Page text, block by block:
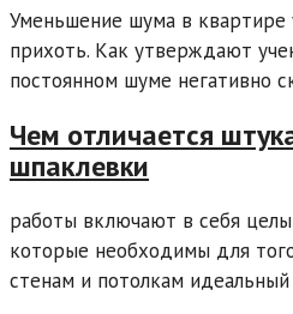
Уменьшение шума в
прихоть. Как утверждают
постоянном шуме негативно
Чем отличается
шпаклевки
работы включают в себя
которые необходимы для
стенам и потолкам